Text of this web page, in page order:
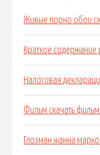
Живые порно обои
Краткое содержание
Налоговая
Фильм скачать
Глозман жанна